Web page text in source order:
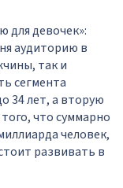
для девочек»:
аудиторию в
так и
сегмента
34 лет, а вторую
что суммарно
человек,
развивать в